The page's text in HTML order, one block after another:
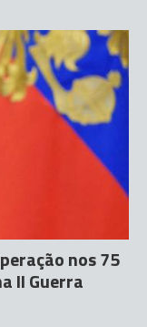
nos 75
II Guerra